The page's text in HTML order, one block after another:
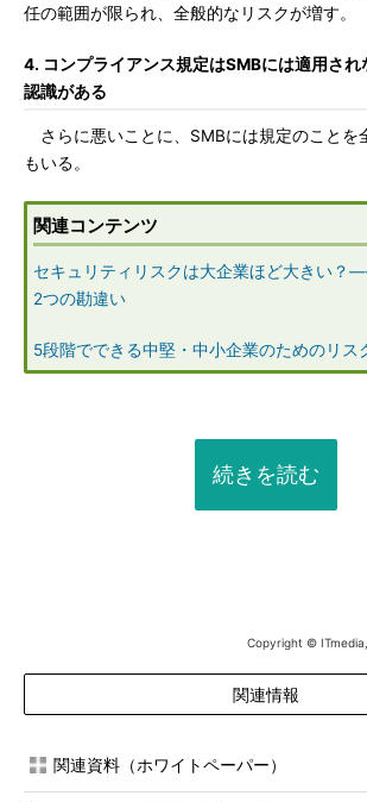
任の範囲が限られ、全般的なリスクが増す。
4. コンプライアンス規定はSMBには適用され
認識がある
さらに悪いことに、SMBには規定のことを
もいる。
関連コンテンツ
セキュリティリスクは大企業ほど大きい？
2つの勘違い
5段階でできる中堅・中小企業のためのリス
続きを読む
Copyright ©
関連情報
関連資料（ホワイトペーパー）